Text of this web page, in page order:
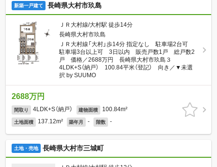
新築一戸建て 長崎県大村市玖島
ＪＲ大村線/大村駅 徒歩14分
長崎県大村市玖島
ＪＲ大村線「大村」歩14分 指定なし 駐車場2台可
駐車場3台以上可 3日以内 販売戸数1戸 総戸数2
戸 価格／2688万円 長崎県大村市玖島３
4LDK+S（納戸） 100.84平米（登記） 向き／▼未選
択 by SUUMO
2688万円
間取り 4LDK+S（納戸） 建物面積 100.84m²
土地面積 137.12m² 築年月 - 階数 -
土地・売地 長崎県大村市三城町